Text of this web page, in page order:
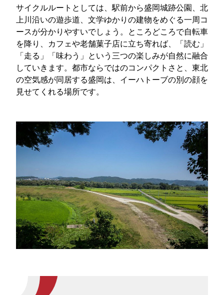
サイクルルートとしては、駅前から盛岡城跡公園、北
上川沿いの遊歩道、文学ゆかりの建物をめぐる一周コ
ースが分かりやすいでしょう。ところどころで自転車
を降り、カフェや老舗菓子店に立ち寄れば、「読む」
「走る」「味わう」という三つの楽しみが自然に融合
していきます。都市ならではのコンパクトさと、東北
の空気感が同居する盛岡は、イーハトーブの別の顔を
見せてくれる場所です。